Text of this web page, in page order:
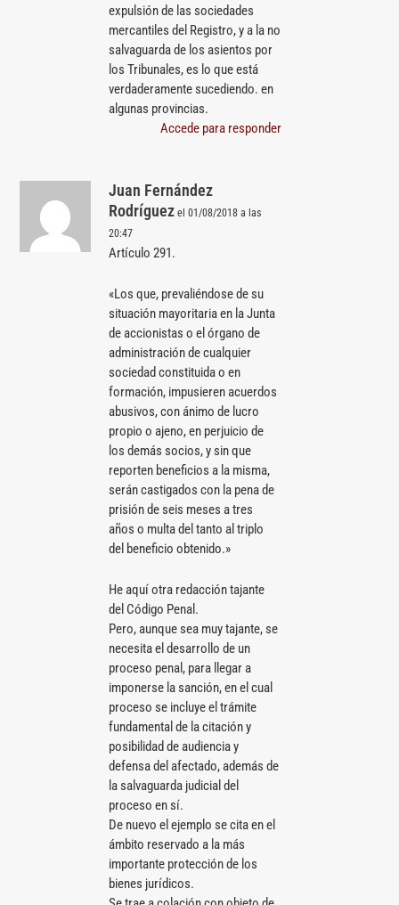
expulsión de las sociedades
mercantiles del Registro, y a la no
salvaguarda de los asientos por
los Tribunales, es lo que está
verdaderamente sucediendo. en
algunas provincias.
Accede para responder
Juan Fernández
Rodríguez el 01/08/2018 a las
20:47
Artículo 291.
«Los que, prevaliéndose de su
situación mayoritaria en la Junta
de accionistas o el órgano de
administración de cualquier
sociedad constituida o en
formación, impusieren acuerdos
abusivos, con ánimo de lucro
propio o ajeno, en perjuicio de
los demás socios, y sin que
reporten beneficios a la misma,
serán castigados con la pena de
prisión de seis meses a tres
años o multa del tanto al triplo
del beneficio obtenido.»
He aquí otra redacción tajante
del Código Penal.
Pero, aunque sea muy tajante, se
necesita el desarrollo de un
proceso penal, para llegar a
imponerse la sanción, en el cual
proceso se incluye el trámite
fundamental de la citación y
posibilidad de audiencia y
defensa del afectado, además de
la salvaguarda judicial del
proceso en sí.
De nuevo el ejemplo se cita en el
ámbito reservado a la más
importante protección de los
bienes jurídicos.